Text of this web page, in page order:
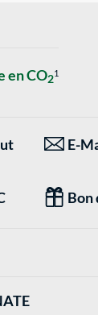
en CO21
E-
Bon